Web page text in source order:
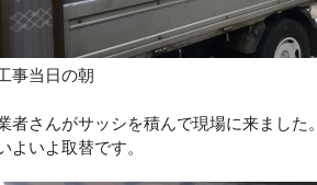
事当日の朝
者さんがサッシを積んで現場に来ました。
よいよ取替です。